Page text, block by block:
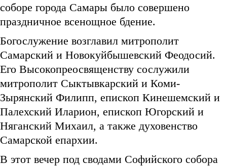
соборе города Самары было совершено
праздничное всенощное бдение.
Богослужение возглавил митрополит
Самарский и Новокуйбышевский Феодосий.
Его Высокопреосвященству сослужили
митрополит Сыктывкарский и Коми-
Зырянский Филипп, епископ Кинешемский и
Палехский Иларион, епископ Югорский и
Няганский Михаил, а также духовенство
Самарской епархии.
В этот вечер под сводами Софийского собора